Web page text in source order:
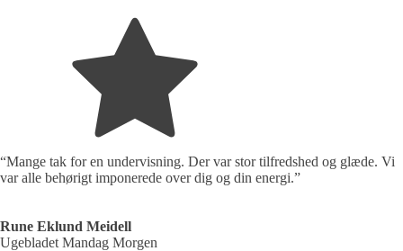
“Mange tak for en undervisning. Der var stor tilfredshed og glæde. Vi
var alle behørigt imponerede over dig og din energi.”
Rune Eklund Meidell
Ugebladet Mandag Morgen